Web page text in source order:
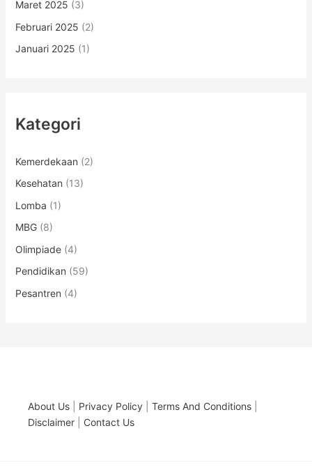
Maret 2025 (3)
Februari 2025 (2)
Januari 2025 (1)
Kategori
Kemerdekaan (2)
Kesehatan (13)
Lomba (1)
MBG(8)
Olimpiade(4)
Pendidikan (59)
Pesantren (4)
About Us Privacy Policy Terms And Conditions
Disclaimer
Contact Us